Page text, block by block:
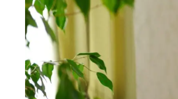
La gestion